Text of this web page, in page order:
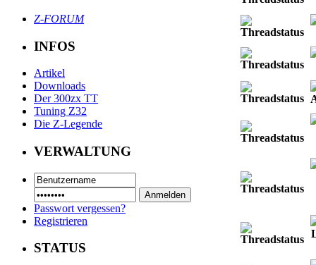
Z-FORUM
INFOS
Artikel
Downloads
Der 300zx TT
Tuning Z32
Die Z-Legende
VERWALTUNG
Passwort vergessen?
Registrieren
STATUS